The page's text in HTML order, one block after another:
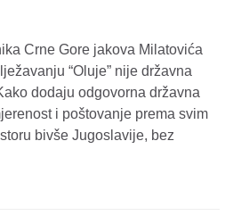
Crne Gore jakova Milatovića
“Oluje” nije državna
dodaju odgovorna državna
i poštovanje prema svim
bivše Jugoslavije, bez